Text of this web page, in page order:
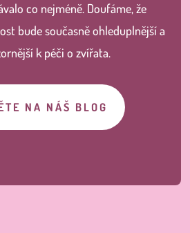
co nejméně. Doufáme, že
bude současně ohleduplnější a
k péči o zvířata.
NA NÁŠ BLOG